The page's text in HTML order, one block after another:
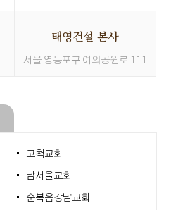
태영건설 본사
서울 영등포구 여의공원로 111
고척교회
남서울교회
순복음강남교회